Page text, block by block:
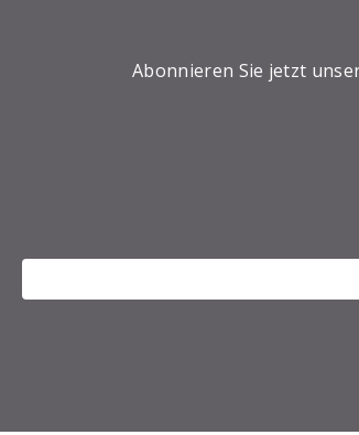
Abonnieren Sie jetzt